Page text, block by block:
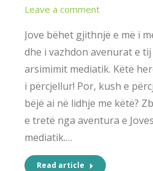
Leave a comment
Jove bëhet gjithnjë e më i
dhe i vazhdon avenurat e
arsimimit mediatik. Këtë
i përcjellur! Por, kush e
bëjë ai në lidhje me këtë?
e tretë nga aventura e
mediatik.…
Read article